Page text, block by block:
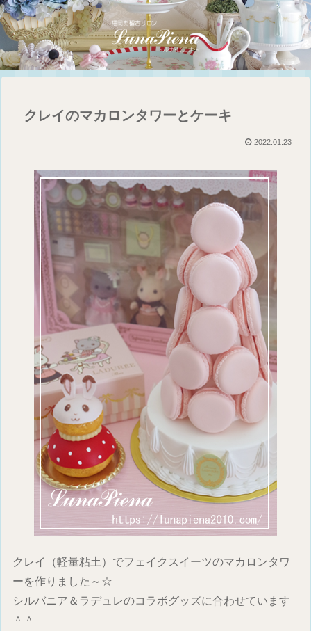
クレイのマカロンタワーとケーキ
2022.01.23
クレイ（軽量粘土）でフェイクスイーツのマカロンタワ
ーを作りました～☆
シルバニア＆ラデュレのコラボグッズに合わせています
＾＾